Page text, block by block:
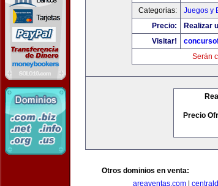
Categorias:
Juegos y
Precio:
Realizar
Visitar!
Serán
Precio
Otros dominios en venta:
areaventas.com